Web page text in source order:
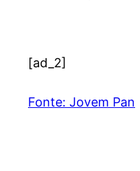
[ad_2]
Fonte: Jovem Pan